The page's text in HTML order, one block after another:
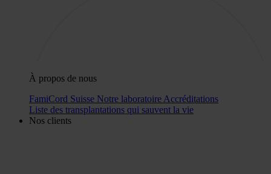
À propos de nous
FamiCord Suisse Notre laboratoire Accréditations
Liste des transplantations qui sauvent la vie
Nos clients